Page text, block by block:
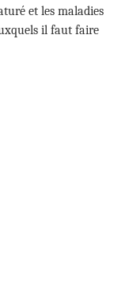
et les maladies
il faut faire